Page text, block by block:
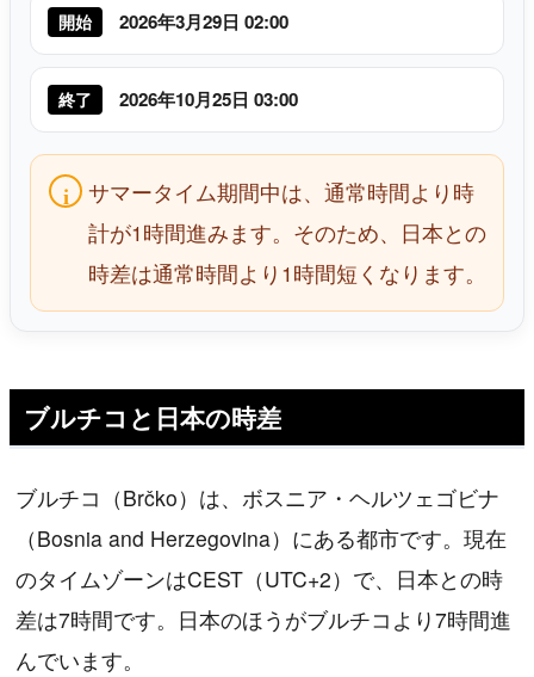
開始 2026年3月29日 02:00
終了 2026年10月25日 03:00
サマータイム期間中は、通常時間より時
計が1時間進みます。そのため、日本との
時差は通常時間より1時間短くなります。
ブルチコと日本の時差
ブルチコ（Brčko）は、ボスニア・ヘルツェゴビナ
（Bosnia and Herzegovina）にある都市です。現在
のタイムゾーンはCEST（UTC+2）で、日本との時
差は7時間です。日本のほうがブルチコより7時間進
んでいます。